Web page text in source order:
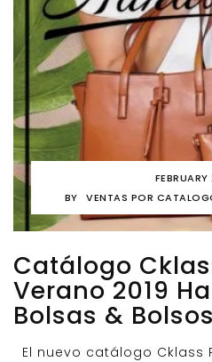
FEBRUARY
BY
VENTAS POR
Catálogo
Verano 2019
Bolsas & Bolsos
El nuevo catálogo Cklass